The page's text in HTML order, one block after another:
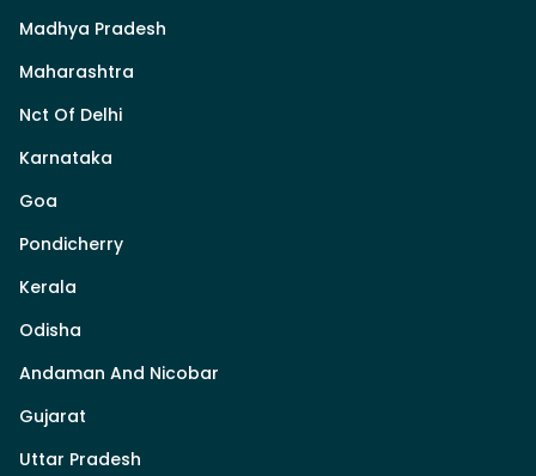
Madhya Pradesh
Maharashtra
Nct Of Delhi
Karnataka
Goa
Pondicherry
Kerala
Odisha
Andaman And Nicobar
Gujarat
Uttar Pradesh